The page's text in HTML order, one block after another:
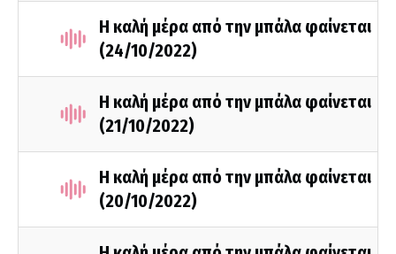
Η καλή μέρα από την μπάλα φαίνεται
(24/10/2022)
Η καλή μέρα από την μπάλα φαίνεται
(21/10/2022)
Η καλή μέρα από την μπάλα φαίνεται
(20/10/2022)